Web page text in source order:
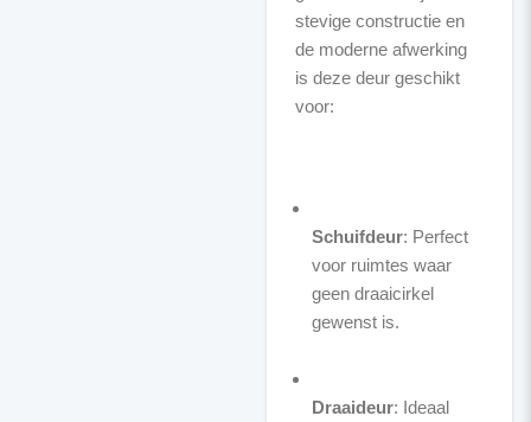
stevige constructie en
de moderne afwerking
is deze deur geschikt
voor:
Schuifdeur: Perfect
voor ruimtes waar
geen draaicirkel
gewenst is.
Draaideur: Ideaal